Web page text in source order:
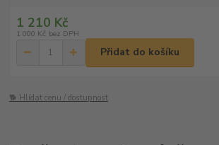
1 210 Kč
1 000 Kč bez DPH
Přidat do košíku
🐕 Hlídat cenu / dostupnost